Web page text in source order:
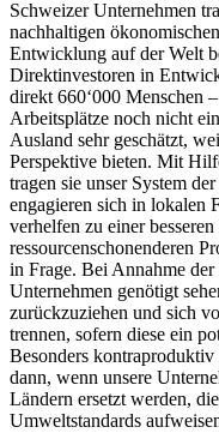
Schweizer Unternehmen
nachhaltigen
Entwicklung auf der Welt
Direktinvestoren in
direkt 660‘000 Menschen
Arbeitsplätze noch nicht
Ausland sehr geschätzt,
Perspektive bieten. Mit
tragen sie unser System
engagieren sich in lokalen
verhelfen zu einer
ressourcenschonenderen
in Frage. Bei Annahme
Unternehmen genötigt
zurückzuziehen und sich
trennen, sofern diese ein
Besonders
dann, wenn unsere
Ländern ersetzt werden,
Umweltstandards